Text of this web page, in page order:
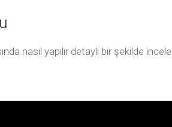
nasıl yapılır detaylı bir şekilde